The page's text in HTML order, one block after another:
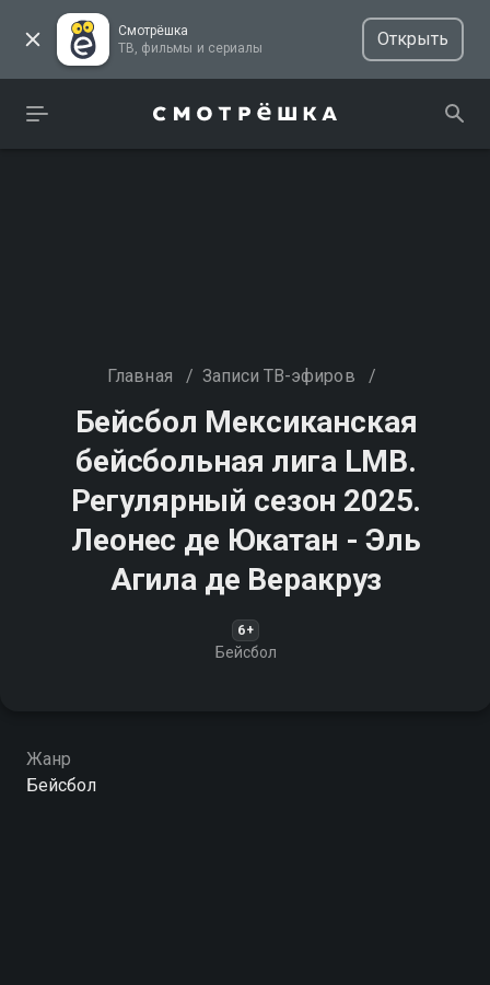
Смотрёшка
ТВ, фильмы и сериалы
Открыть
Главная / Записи ТВ-эфиров /
Бейсбол Мексиканская
бейсбольная лига LMB.
Регулярный сезон 2025.
Леонес де Юкатан - Эль
Агила де Веракруз
6+
Бейсбол
Жанр
Бейсбол